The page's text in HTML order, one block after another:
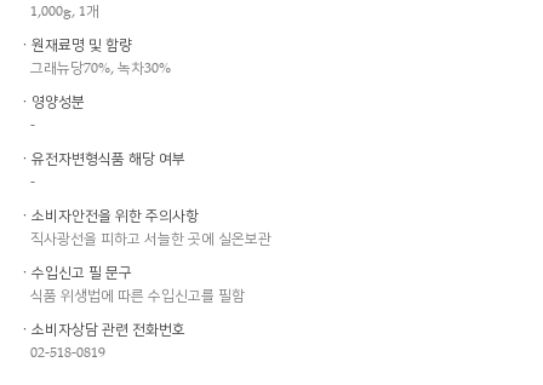
1,000g, 1개
ㆍ원재료명 및 함량
그래뉴당70%, 녹차30%
ㆍ영양성분
-
ㆍ유전자변형식품 해당 여부
-
ㆍ소비자안전을 위한 주의사항
직사광선을 피하고 서늘한 곳에 실온보관
ㆍ수입신고 필 문구
식품 위생법에 따른 수입신고를 필함
ㆍ소비자상담 관련 전화번호
02-518-0819